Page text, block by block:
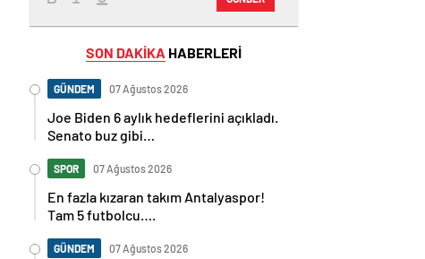
SON DAKİKA HABERLERİ
GÜNDEM 07 Ağustos 2026
Joe Biden 6 aylık hedeflerini açıkladı.
Senato buz gibi…
SPOR 07 Ağustos 2026
En fazla kızaran takım Antalyaspor!
Tam 5 futbolcu….
GÜNDEM 07 Ağustos 2026